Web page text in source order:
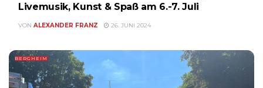
Livemusik, Kunst & Spaß am 6.-7. Juli
VON ALEXANDER FRANZ 26. JUNI 2024
BERGHEIM